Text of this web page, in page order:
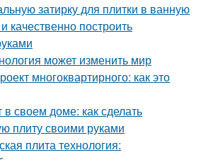
затирку для плитки в ванную
качественно построить
может изменить мир
многоквартирного: как это
своем доме: как сделать
плиту своими руками
плита технология: